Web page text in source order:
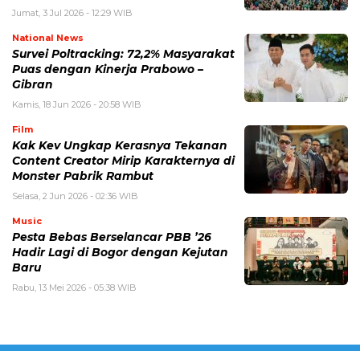
Jumat, 3 Jul 2026 - 12:29 WIB
National News
Survei Poltracking: 72,2% Masyarakat
Puas dengan Kinerja Prabowo –
Gibran
Kamis, 18 Jun 2026 - 20:58 WIB
Film
Kak Kev Ungkap Kerasnya Tekanan
Content Creator Mirip Karakternya di
Monster Pabrik Rambut
Selasa, 2 Jun 2026 - 02:36 WIB
Music
Pesta Bebas Berselancar PBB ’26
Hadir Lagi di Bogor dengan Kejutan
Baru
Rabu, 13 Mei 2026 - 05:38 WIB